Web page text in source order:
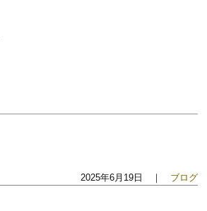
2025年6月19日 ｜ ブログ